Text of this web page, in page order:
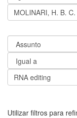
Utilizar filtros para